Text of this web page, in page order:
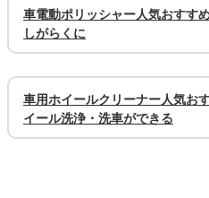
車電動ポリッシャー人気おすす
しがらくに
車用ホイールクリーナー人気お
イール洗浄・洗車ができる